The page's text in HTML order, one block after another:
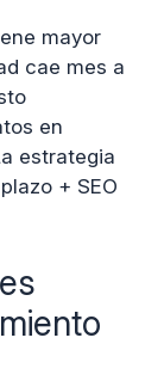
mayor
cae mes a
en
estrategia
+ SEO